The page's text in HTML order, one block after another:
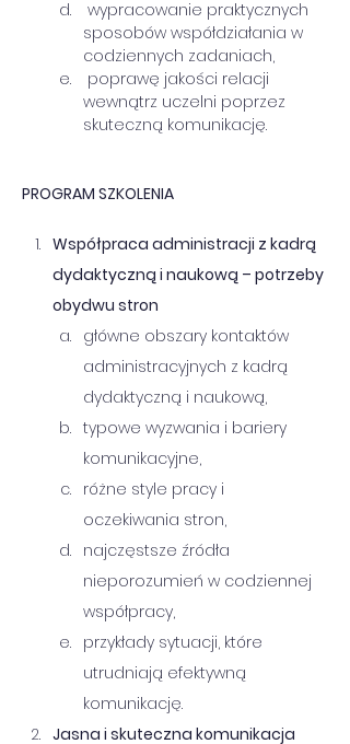
sposobów współdziałania w
codziennych zadaniach,
wewnątrz uczelni poprzez
skuteczną komunikację.
PROGRAM SZKOLENIA
Współpraca administracji z kadrą
dydaktyczną i naukową – potrzeby
obydwu stron
główne obszary kontaktów
administracyjnych z kadrą
dydaktyczną i naukową,
typowe wyzwania i bariery
komunikacyjne,
różne style pracy i
oczekiwania stron,
najczęstsze źródła
nieporozumień w codziennej
współpracy,
przykłady sytuacji, które
utrudniają efektywną
komunikację.
Jasna i skuteczna komunikacja